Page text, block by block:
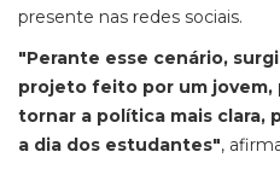
presente nas redes sociais.
"Perante esse cenário,
projeto feito por um jovem,
tornar a política mais clara,
a dia dos estudantes",